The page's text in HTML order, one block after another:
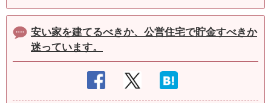
安い家を建てるべきか、公営住宅で貯金すべきか
迷っています。